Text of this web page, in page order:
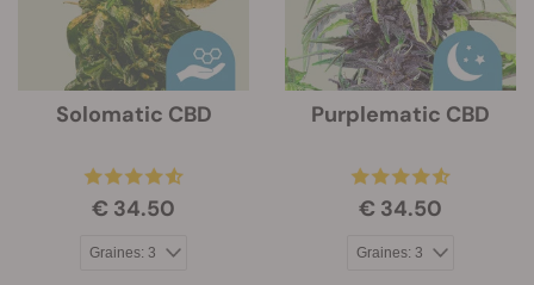
Solomatic CBD
€ 34.50
Purplematic CBD
€ 34.50